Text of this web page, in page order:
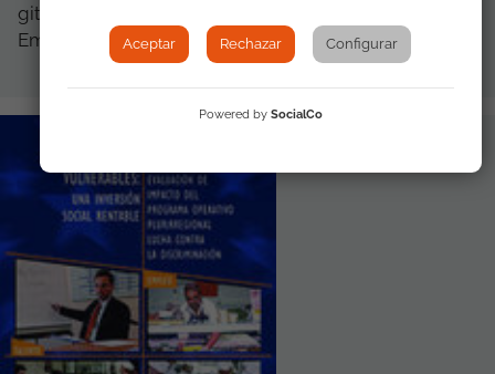
gitanas, en el ámbito del Pacto Local por el
Empleo de Mérida...
Aceptar Rechazar Configurar
Powered by SocialCo